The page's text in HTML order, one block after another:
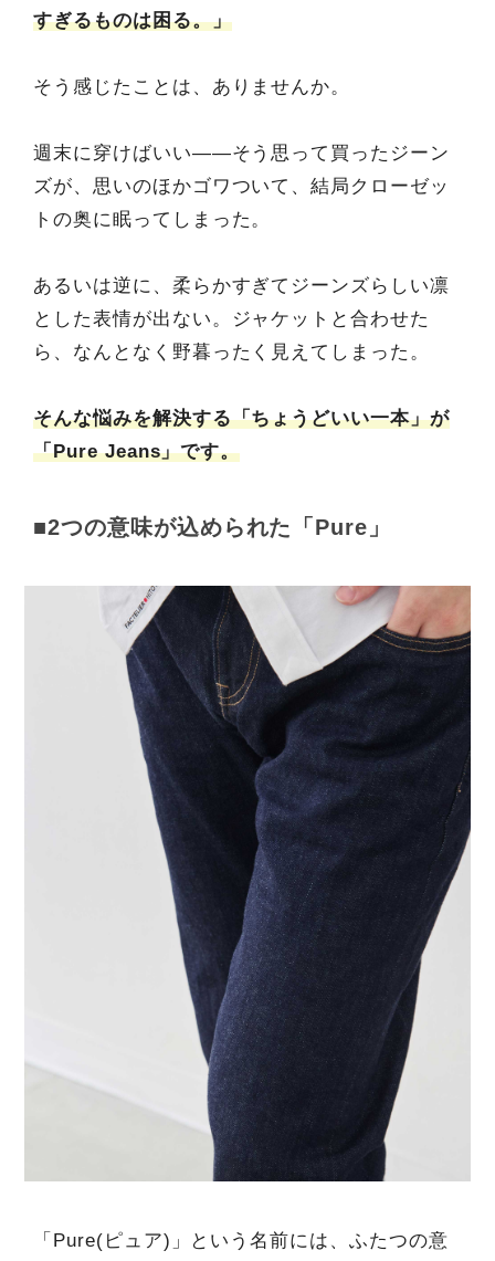
すぎるものは困る。」
そう感じたことは、ありませんか。
週末に穿けばいい――そう思って買ったジーン
ズが、思いのほかゴワついて、結局クローゼッ
トの奥に眠ってしまった。
あるいは逆に、柔らかすぎてジーンズらしい凛
とした表情が出ない。ジャケットと合わせた
ら、なんとなく野暮ったく見えてしまった。
そんな悩みを解決する「ちょうどいい一本」が
「Pure Jeans」です。
■2つの意味が込められた「Pure」
「Pure(ピュア)」という名前には、ふたつの意